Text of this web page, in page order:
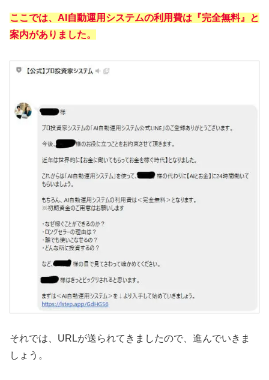
ここでは、AI自動運用システムの利用費は『完全無料』と
案内がありました。
それでは、URLが送られてきましたので、進んでいきま
しょう。